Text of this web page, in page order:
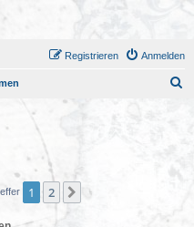
Anmelden
Registrieren
Suche
1 2 Nächste